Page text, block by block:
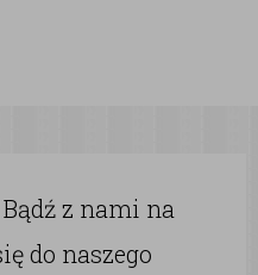
Bądź z nami na
do naszego